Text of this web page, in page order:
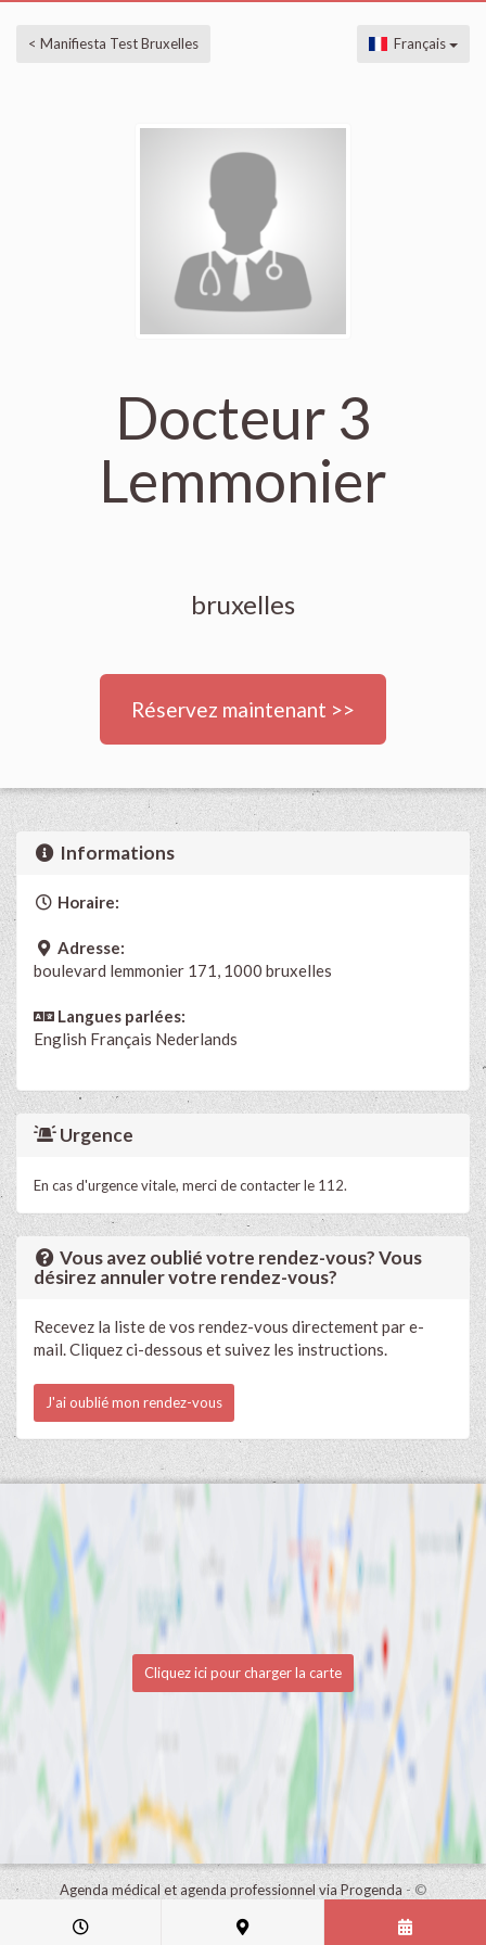
< Manifiesta Test Bruxelles Français
Docteur 3
Lemmonier
bruxelles
Réservez maintenant >>
Informations
Horaire:
Adresse:
boulevard lemmonier 171, 1000 bruxelles
Langues parlées:
English Français Nederlands
Urgence
En cas d'urgence vitale, merci de contacter le 112.
Vous avez oublié votre rendez-vous? Vous
désirez annuler votre rendez-vous?
Recevez la liste de vos rendez-vous directement par e-
mail. Cliquez ci-dessous et suivez les instructions.
J'ai oublié mon rendez-vous
Cliquez ici pour charger la carte
Agenda médical et agenda professionnel via Progenda- ©
de ce cabinet